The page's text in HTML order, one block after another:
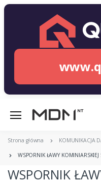
Strona główna KOMUNIKACJA
WSPORNIK ŁAWY KOMINIARSKIEJ
WSPORNIK